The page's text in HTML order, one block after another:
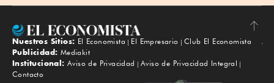
Subir
Nuestros Sitios: El Economista El Empresario
Club El Economista
Publicidad: Mediakit
Institucional: Aviso de Privacidad
Aviso de Privacidad Integral
Contacto